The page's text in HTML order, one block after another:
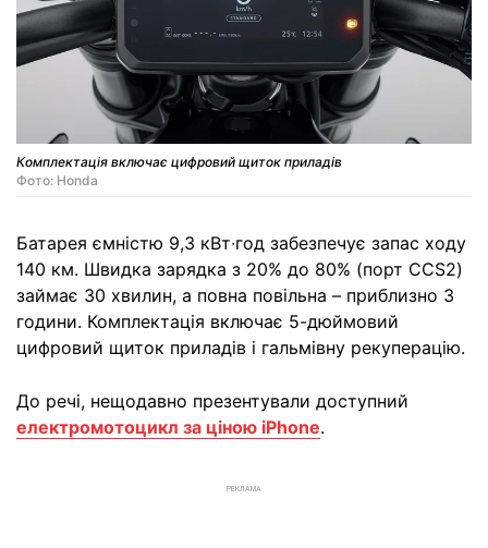
Комплектація включає цифровий щиток приладів
Фото: Honda
Батарея ємністю 9,3 кВт∙год забезпечує запас ходу
140 км. Швидка зарядка з 20% до 80% (порт CCS2)
займає 30 хвилин, а повна повільна – приблизно 3
години. Комплектація включає 5-дюймовий
цифровий щиток приладів і гальмівну рекуперацію.
До речі, нещодавно презентували доступний
електромотоцикл за ціною iPhone.
РЕКЛАМА